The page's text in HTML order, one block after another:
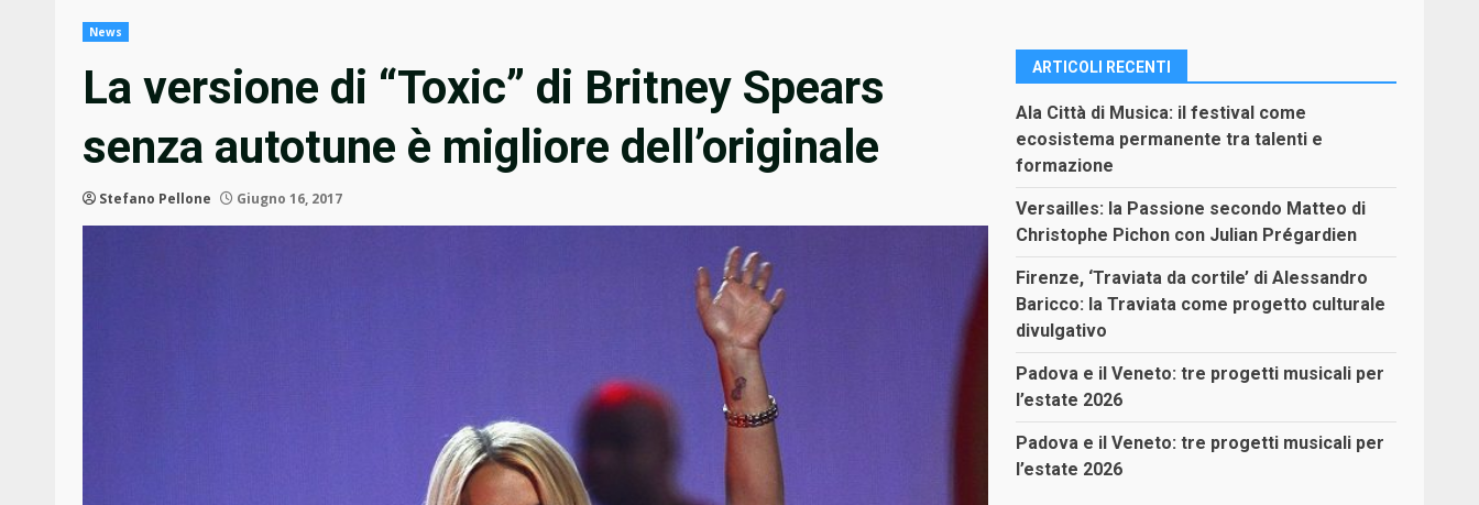
News
La versione di “Toxic” di Britney Spears
senza autotune è migliore dell’originale
Stefano Pellone Giugno 16, 2017
ARTICOLI RECENTI
Ala Città di Musica: il festival come
ecosistema permanente tra talenti e
formazione
Versailles: la Passione secondo Matteo di
Christophe Pichon con Julian Prégardien
Firenze, ‘Traviata da cortile’ di Alessandro
Baricco: la Traviata come progetto culturale
divulgativo
Padova e il Veneto: tre progetti musicali per
l’estate 2026
Padova e il Veneto: tre progetti musicali per
l’estate 2026